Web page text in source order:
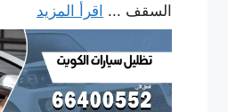
السقف ... اقرأ المزيد